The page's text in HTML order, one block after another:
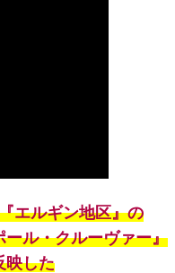
エルギン地区』の
ル・クルーヴァー』
映した